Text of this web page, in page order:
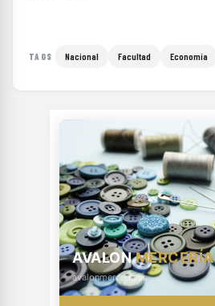
TAGS Nacional Facultad Economía
AVALONMERCERÍA
avalonmerceria.es